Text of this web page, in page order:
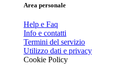
Area personale
Help e Faq
Info e contatti
Termini del servizio
Utilizzo dati e privacy
Cookie Policy